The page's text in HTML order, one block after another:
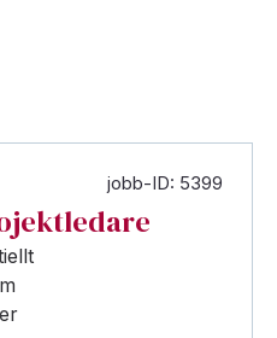
jobb-ID: 5399